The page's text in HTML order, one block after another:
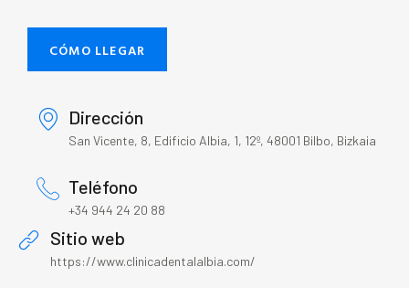
CÓMO LLEGAR
Dirección
San Vicente, 8, Edificio Albia, 1, 12º, 48001 Bilbo, Bizkaia
Teléfono
+34 944 24 20 88
Sitio web
https://www.clinicadentalalbia.com/